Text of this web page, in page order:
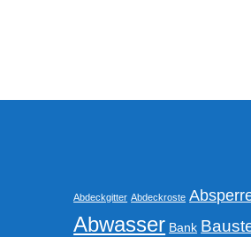
Abdeckgitter Abdeckroste
Abwasser Bank